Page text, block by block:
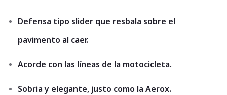
Defensa tipo slider que resbala sobre el
pavimento al caer.
Acorde con las líneas de la motocicleta.
Sobria y elegante, justo como la Aerox.